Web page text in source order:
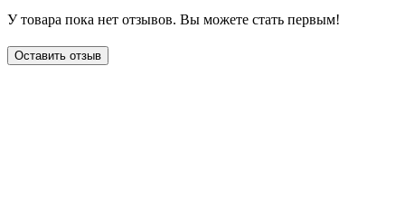
У товара пока нет отзывов. Вы можете стать первым!
Оставить отзыв